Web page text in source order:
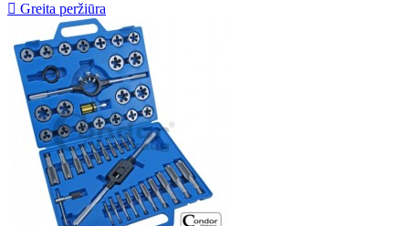
 Greita peržiūra